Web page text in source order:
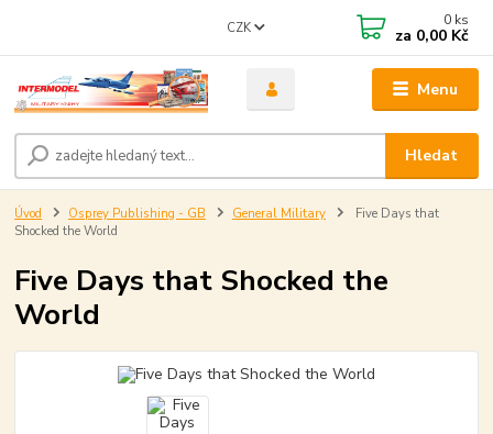
Menu
CZK
Hledat
0 ks
za 0,00 Kč
Úvod Osprey Publishing - GB General Military
Five Days that
Shocked the World
Five Days that Shocked the
World